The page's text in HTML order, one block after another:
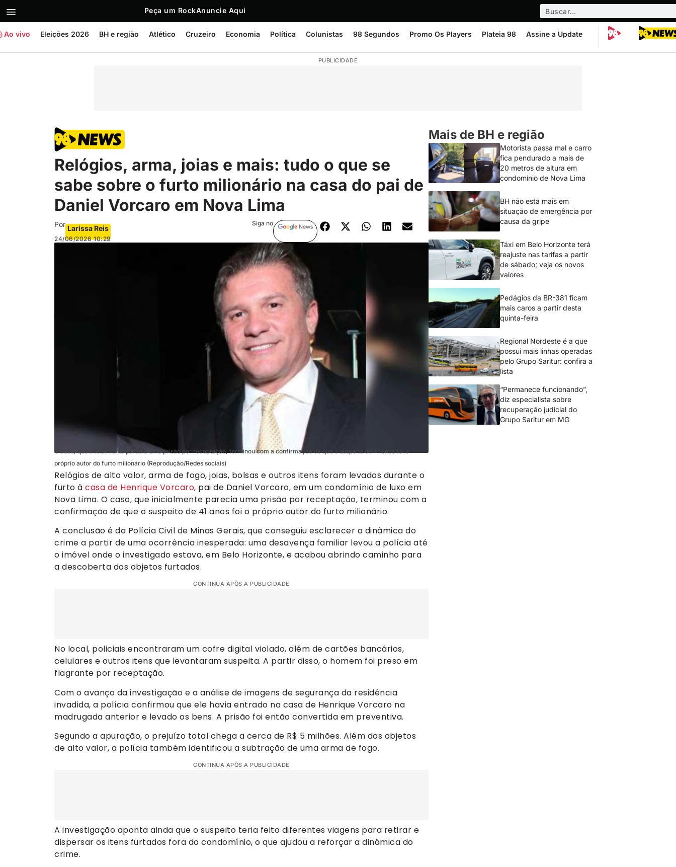
Peça um RockAnuncie Aqui
Ao vivo Eleições 2026 BH e região Atlético Cruzeiro Economia Política Colunistas 98 Segundos Promo Os Players Plateia 98 Assine a Update
PUBLICIDADE
Relógios, arma, joias e mais: tudo o que se
sabe sobre o furto milionário na casa do pai de
Daniel Vorcaro em Nova Lima
Por Larissa Reis
24/06/2026 10:29
Siga no
O caso, que inicialmente parecia uma prisão por receptação, terminou com a confirmação de que o suspeito de 41 anos foi o
próprio autor do furto milionário (Reprodução/Redes sociais)
Relógios de alto valor, arma de fogo, joias, bolsas e outros itens foram levados durante o
furto à casa de Henrique Vorcaro, pai de Daniel Vorcaro, em um condomínio de luxo em
Nova Lima. O caso, que inicialmente parecia uma prisão por receptação, terminou com a
confirmação de que o suspeito de 41 anos foi o próprio autor do furto milionário.
A conclusão é da Polícia Civil de Minas Gerais, que conseguiu esclarecer a dinâmica do
crime a partir de uma ocorrência inesperada: uma desavença familiar levou a polícia até
o imóvel onde o investigado estava, em Belo Horizonte, e acabou abrindo caminho para
a descoberta dos objetos furtados.
CONTINUA APÓS A PUBLICIDADE
No local, policiais encontraram um cofre digital violado, além de cartões bancários,
celulares e outros itens que levantaram suspeita. A partir disso, o homem foi preso em
flagrante por receptação.
Com o avanço da investigação e a análise de imagens de segurança da residência
invadida, a polícia confirmou que ele havia entrado na casa de Henrique Vorcaro na
madrugada anterior e levado os bens. A prisão foi então convertida em preventiva.
Segundo a apuração, o prejuízo total chega a cerca de R$ 5 milhões. Além dos objetos
de alto valor, a polícia também identificou a subtração de uma arma de fogo.
CONTINUA APÓS A PUBLICIDADE
A investigação aponta ainda que o suspeito teria feito diferentes viagens para retirar e
dispersar os itens furtados fora do condomínio, o que ajudou a reforçar a dinâmica do
crime.
Mais de BH e região
Motorista passa mal e carro
fica pendurado a mais de
20 metros de altura em
condomínio de Nova Lima
BH não está mais em
situação de emergência por
causa da gripe
Táxi em Belo Horizonte terá
reajuste nas tarifas a partir
de sábado; veja os novos
valores
Pedágios da BR-381 ficam
mais caros a partir desta
quinta-feira
Regional Nordeste é a que
possui mais linhas operadas
pelo Grupo Saritur: confira a
lista
“Permanece funcionando”,
diz especialista sobre
recuperação judicial do
Grupo Saritur em MG